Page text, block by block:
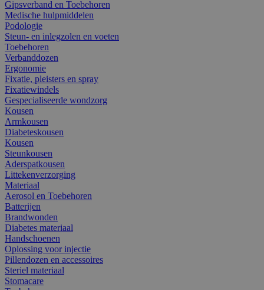
Gipsverband en Toebehoren
Medische hulpmiddelen
Podologie
Steun- en inlegzolen en voeten
Toebehoren
Verbanddozen
Ergonomie
Fixatie, pleisters en spray
Fixatiewindels
Gespecialiseerde wondzorg
Kousen
Armkousen
Diabeteskousen
Kousen
Steunkousen
Aderspatkousen
Littekenverzorging
Materiaal
Aerosol en Toebehoren
Batterijen
Brandwonden
Diabetes materiaal
Handschoenen
Oplossing voor injectie
Pillendozen en accessoires
Steriel materiaal
Stomacare